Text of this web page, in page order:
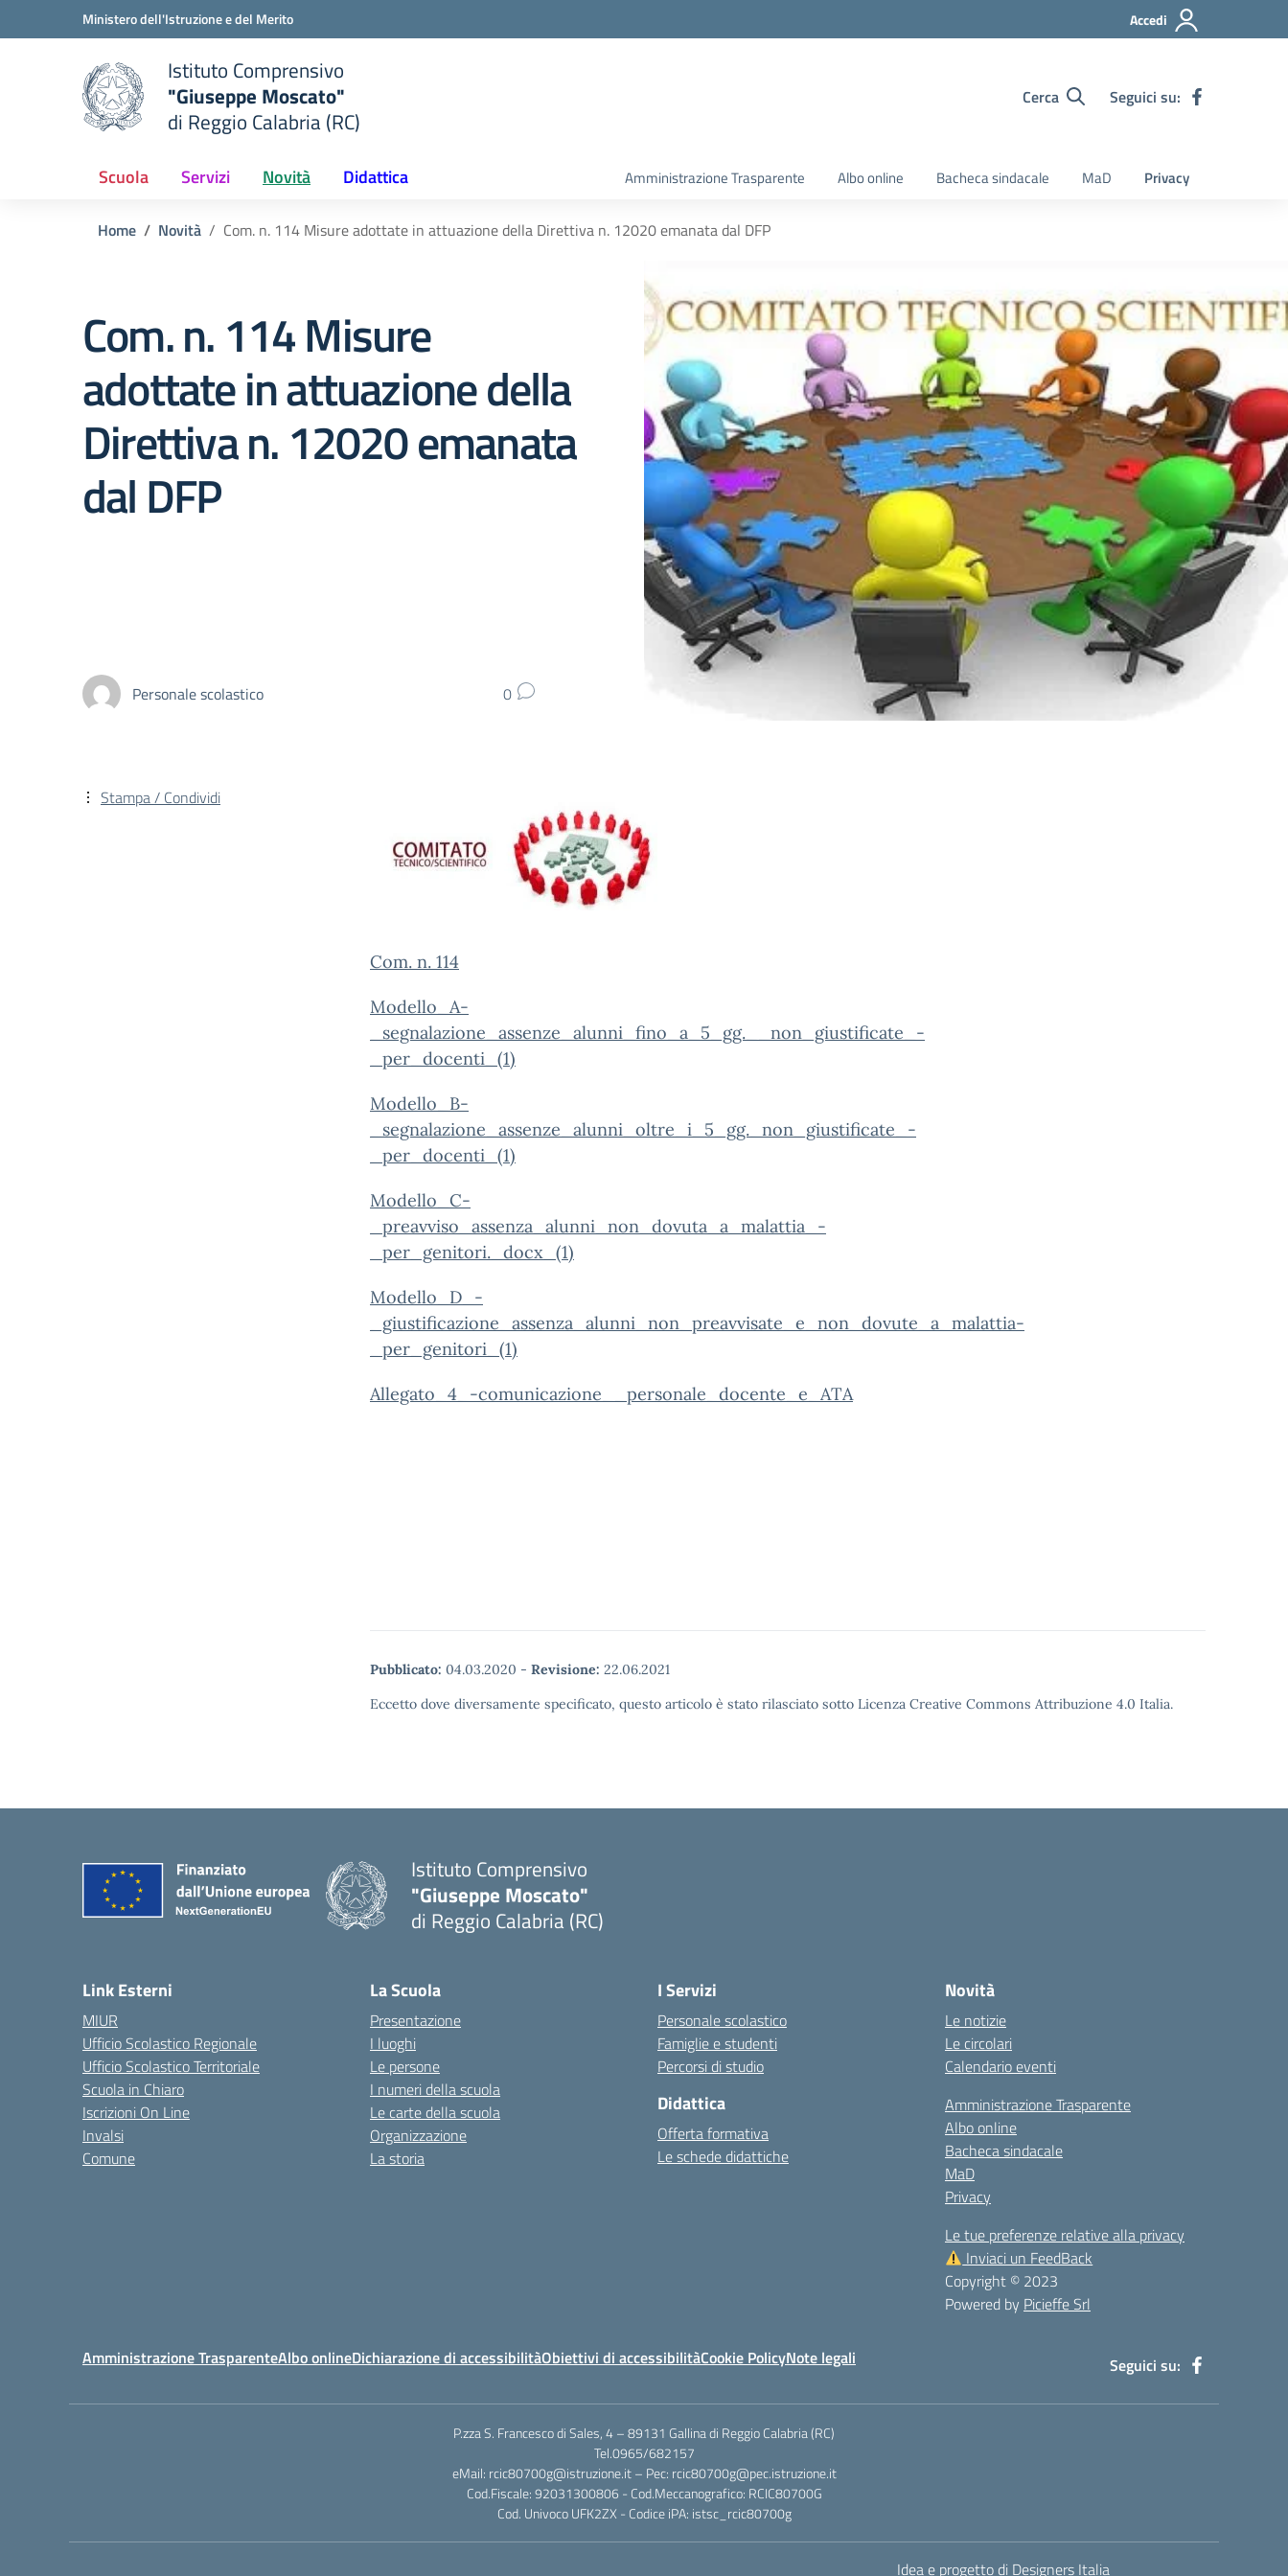
Vai ai contenuti
Vai al menu di navigazioneMinistero dell'Istruzione e del Merito Accedi
scuola
Istituto Comprensivo
"Giuseppe Moscato"
di Reggio Calabria (RC)
Cerca Seguici su:
Scuola Servizi Novità Didattica Amministrazione Trasparente Albo online Bacheca sindacale MaD Privacy
Home Novità Com. n. 114 Misure adottate in attuazione della Direttiva n. 12020 emanata dal DFP
Com. n. 114 Misure
adottate in attuazione della
Direttiva n. 12020 emanata
dal DFP
Personale scolastico 0
Com. n. 114
Modello_A-
_segnalazione_assenze_alunni_fino_a_5_gg.__non_giustificate_-
_per_docenti_(1)
Modello_B-
_segnalazione_assenze_alunni_oltre_i_5_gg._non_giustificate_-
_per_docenti_(1)
Modello_C-
_preavviso_assenza_alunni_non_dovuta_a_malattia_-
_per_genitori._docx_(1)
Modello_D_-
_giustificazione_assenza_alunni_non_preavvisate_e_non_dovute_a_malattia-
_per_genitori_(1)
Allegato_4_-comunicazione__personale_docente_e_ATA
Pubblicato: 04.03.2020 - Revisione: 22.06.2021
Eccetto dove diversamente specificato, questo articolo è stato rilasciato sotto Licenza Creative Commons Attribuzione 4.0 Italia.
Stampa / Condividi
Istituto Comprensivo
"Giuseppe Moscato"
di Reggio Calabria (RC)
Link Esterni
MIUR
Ufficio Scolastico Regionale
Ufficio Scolastico Territoriale
Scuola in Chiaro
Iscrizioni On Line
Invalsi
Comune
La Scuola
Presentazione
I luoghi
Le persone
I numeri della scuola
Le carte della scuola
Organizzazione
La storia
I Servizi
Personale scolastico
Famiglie e studenti
Percorsi di studio
Didattica
Offerta formativa
Le schede didattiche
Novità
Le notizie
Le circolari
Calendario eventi
Amministrazione Trasparente
Albo online
Bacheca sindacale
MaD
Privacy
Le tue preferenze relative alla privacy
Inviaci un FeedBack
Copyright © 2023
Powered by Picieffe Srl
Amministrazione TrasparenteAlbo onlineDichiarazione di accessibilitàObiettivi di accessibilitàCookie PolicyNote legali Seguici su:
P.zza S. Francesco di Sales, 4 – 89131 Gallina di Reggio Calabria (RC)
Tel.0965/682157
eMail: rcic80700g@istruzione.it – Pec: rcic80700g@pec.istruzione.it
Cod.Fiscale: 92031300806 - Cod.Meccanografico: RCIC80700G
Cod. Univoco UFK2ZX - Codice iPA: istsc_rcic80700g
Idea e progetto di Designers Italia